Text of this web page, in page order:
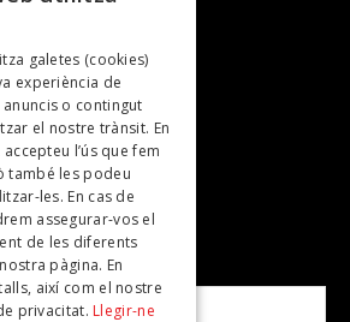
NEWSLETTER!
galetes (cookies)
experiència de
o contingut
el nostre trànsit. En
l’ús que fem
també les podeu
les. En cas de
assegurar-vos el
de les diferents
pàgina. En
així com el nostre
privacitat. Llegir-ne